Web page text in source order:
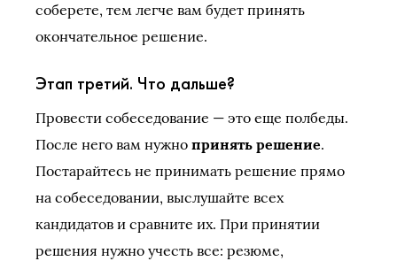
соберете, тем легче вам будет принять
окончательное решение.
Этап третий. Что дальше?
Провести собеседование — это еще полбеды.
После него вам нужно принять решение.
Постарайтесь не принимать решение прямо
на собеседовании, выслушайте всех
кандидатов и сравните их. При принятии
решения нужно учесть все: резюме,